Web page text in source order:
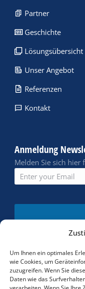
Um Ihnen ein optimales
wie Cookies, um
zuzugreifen. Wenn Sie
Daten wie das
Partner
Geschichte
Lösungsübersicht
Unser Angebot
Referenzen
Kontakt
Anmeldung
Melden Sie sich hier